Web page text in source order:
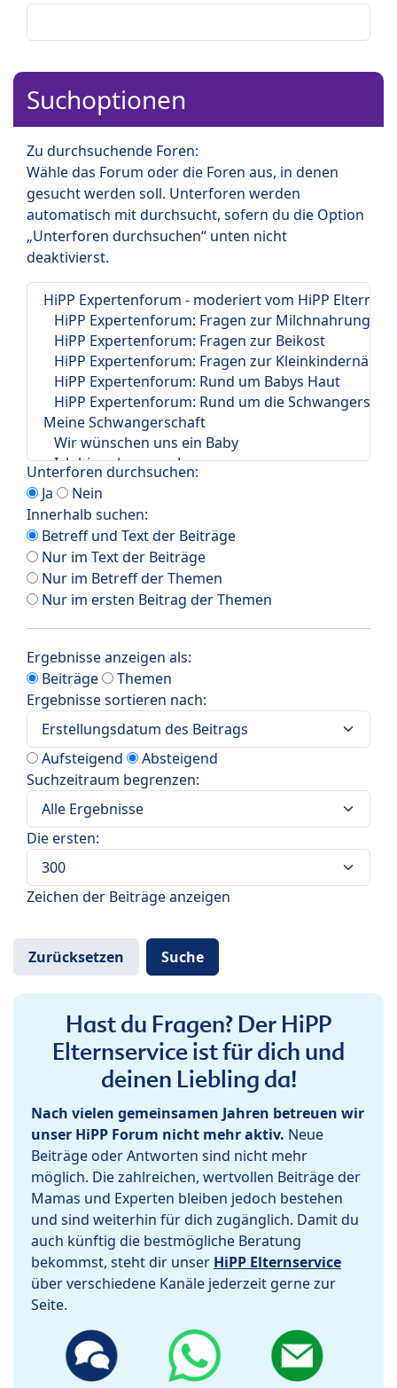
Suchoptionen
Zu durchsuchende Foren:
Wähle das Forum oder die Foren aus, in denen
gesucht werden soll. Unterforen werden
automatisch mit durchsucht, sofern du die Option
„Unterforen durchsuchen“ unten nicht
deaktivierst.
Unterforen durchsuchen:
Ja
Nein
Innerhalb suchen:
Betreff und Text der Beiträge
Nur im Text der Beiträge
Nur im Betreff der Themen
Nur im ersten Beitrag der Themen
Ergebnisse anzeigen als:
Beiträge
Themen
Ergebnisse sortieren nach:
Aufsteigend
Absteigend
Suchzeitraum begrenzen:
Die ersten:
Zeichen der Beiträge anzeigen
Hast du Fragen? Der HiPP
Elternservice ist für dich und
deinen Liebling da!
Nach vielen gemeinsamen Jahren betreuen wir
unser HiPP Forum nicht mehr aktiv. Neue
Beiträge oder Antworten sind nicht mehr
möglich. Die zahlreichen, wertvollen Beiträge der
Mamas und Experten bleiben jedoch bestehen
und sind weiterhin für dich zugänglich. Damit du
auch künftig die bestmögliche Beratung
bekommst, steht dir unser HiPP Elternservice
über verschiedene Kanäle jederzeit gerne zur
Seite.